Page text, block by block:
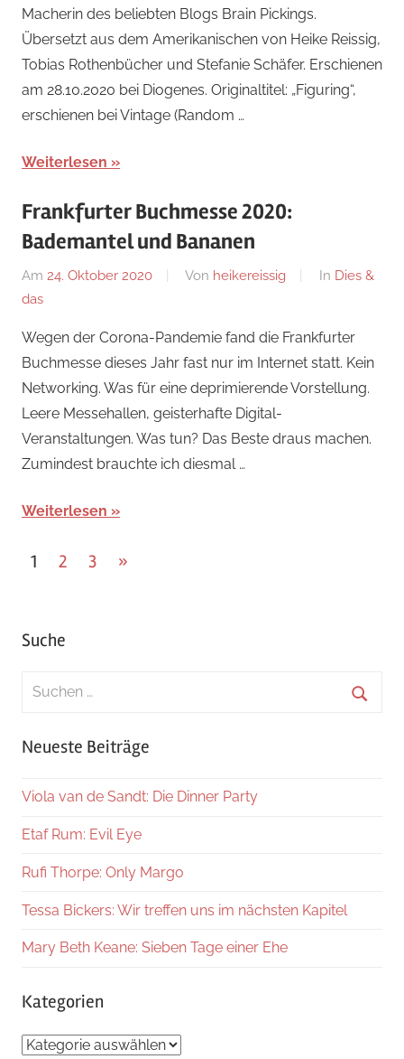
Macherin des beliebten Blogs Brain Pickings.
Übersetzt aus dem Amerikanischen von Heike Reissig,
Tobias Rothenbücher und Stefanie Schäfer. Erschienen
am 28.10.2020 bei Diogenes. Originaltitel: „Figuring“,
erschienen bei Vintage (Random …
Weiterlesen
Frankfurter Buchmesse 2020:
Bademantel und Bananen
Am 24. Oktober 2020 Von heikereissig In Dies &
das
Wegen der Corona-Pandemie fand die Frankfurter
Buchmesse dieses Jahr fast nur im Internet statt. Kein
Networking. Was für eine deprimierende Vorstellung.
Leere Messehallen, geisterhafte Digital-
Veranstaltungen. Was tun? Das Beste draus machen.
Zumindest brauchte ich diesmal …
Weiterlesen
Seitennummerierung
Beiträge
1 2 3
Nächste
»
Suche
Suchen
Neueste Beiträge
Viola van de Sandt: Die Dinner Party
Etaf Rum: Evil Eye
Rufi Thorpe: Only Margo
Tessa Bickers: Wir treffen uns im nächsten Kapitel
Mary Beth Keane: Sieben Tage einer Ehe
Kategorien
Kategorien